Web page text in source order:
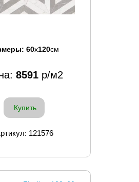
60x120см
8591 р/м2
Купить
121576